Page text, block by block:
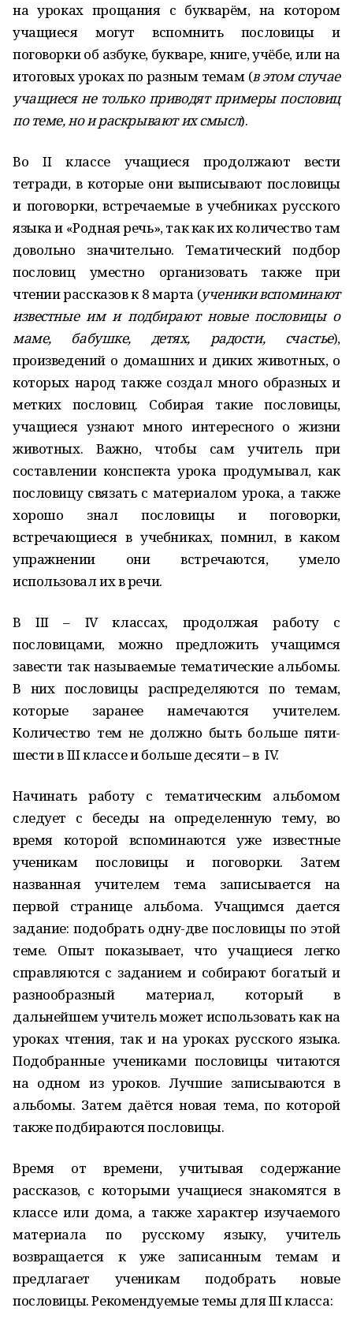
на уроках прощания с букварём, на котором
учащиеся могут вспомнить пословицы и
поговорки об азбуке, букваре, книге, учёбе, или на
итоговых уроках по разным темам (в этом случае
учащиеся не только приводят примеры пословиц
по теме, но и раскрывают их смысл).
Во II классе учащиеся продолжают вести
тетради, в которые они выписывают пословицы
и поговорки, встречаемые в учебниках русского
языка и «Родная речь», так как их количество там
довольно значительно. Тематический подбор
пословиц уместно организовать также при
чтении рассказов к 8 марта (ученики вспоминают
известные им и подбирают новые пословицы о
маме, бабушке, детях, радости, счастье),
произведений о домашних и диких животных, о
которых народ также создал много образных и
метких пословиц. Собирая такие пословицы,
учащиеся узнают много интересного о жизни
животных. Важно, чтобы сам учитель при
составлении конспекта урока продумывал, как
пословицу связать с материалом урока, а также
хорошо знал пословицы и поговорки,
встречающиеся в учебниках, помнил, в каком
упражнении они встречаются, умело
использовал их в речи.
В III – IV классах, продолжая работу с
пословицами, можно предложить учащимся
завести так называемые тематические альбомы.
В них пословицы распределяются по темам,
которые заранее намечаются учителем.
Количество тем не должно быть больше пяти-
шести в III классе и больше десяти – в IV.
Начинать работу с тематическим альбомом
следует с беседы на определенную тему, во
время которой вспоминаются уже известные
ученикам пословицы и поговорки. Затем
названная учителем тема записывается на
первой странице альбома. Учащимся дается
задание: подобрать одну-две пословицы по этой
теме. Опыт показывает, что учащиеся легко
справляются с заданием и собирают богатый и
разнообразный материал, который в
дальнейшем учитель может использовать как на
уроках чтения, так и на уроках русского языка.
Подобранные учениками пословицы читаются
на одном из уроков. Лучшие записываются в
альбомы. Затем даётся новая тема, по которой
также подбираются пословицы.
Время от времени, учитывая содержание
рассказов, с которыми учащиеся знакомятся в
классе или дома, а также характер изучаемого
материала по русскому языку, учитель
возвращается к уже записанным темам и
предлагает ученикам подобрать новые
пословицы. Рекомендуемые темы для III класса: